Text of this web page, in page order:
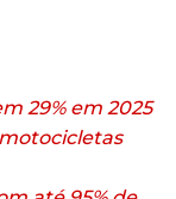
29% em 2025